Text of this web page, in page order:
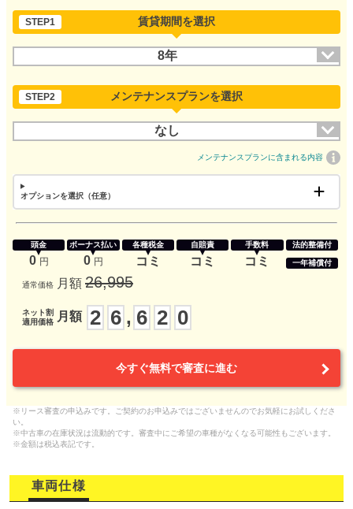
STEP1 賃貸期間を選択
8年
STEP2 メンテナンスプランを選択
なし
メンテナンスプランに含まれる内容
オプションを選択（任意）
頭金
0 円
ボーナス払い
0 円
各種税金
コミ
自賠責
コミ
手数料
コミ
法的整備付
一年補償付
通常価格 月額 26,995
ネット割
適用価格
月額 2 6 , 6 2 0
今すぐ無料で審査に進む
※リース審査の申込みです。ご契約のお申込みではございませんのでお気軽にお試しくださ
い。
※中古車の在庫状況は流動的です。審査中にご希望の車種がなくなる可能性もございます。
※金額は税込表記です。
車両仕様